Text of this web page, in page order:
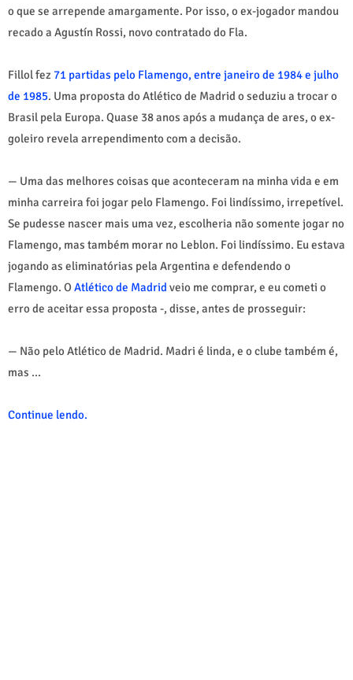
o que se arrepende amargamente. Por isso, o ex-jogador mandou
recado a Agustín Rossi, novo contratado do Fla.
Fillol fez 71 partidas pelo Flamengo, entre janeiro de 1984 e julho
de 1985. Uma proposta do Atlético de Madrid o seduziu a trocar o
Brasil pela Europa. Quase 38 anos após a mudança de ares, o ex-
goleiro revela arrependimento com a decisão.
— Uma das melhores coisas que aconteceram na minha vida e em
minha carreira foi jogar pelo Flamengo. Foi lindíssimo, irrepetível.
Se pudesse nascer mais uma vez, escolheria não somente jogar no
Flamengo, mas também morar no Leblon. Foi lindíssimo. Eu estava
jogando as eliminatórias pela Argentina e defendendo o
Flamengo. O Atlético de Madrid veio me comprar, e eu cometi o
erro de aceitar essa proposta -, disse, antes de prosseguir:
— Não pelo Atlético de Madrid. Madri é linda, e o clube também é,
mas ...
Continue lendo.